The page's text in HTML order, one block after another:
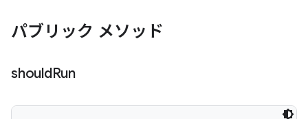
パブリック メソッド
shouldRun